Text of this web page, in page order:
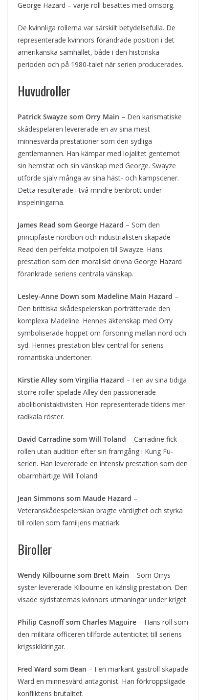
George Hazard – varje roll besattes med omsorg.
De kvinnliga rollerna var särskilt betydelsefulla. De
representerade kvinnors förändrade position i det
amerikanska samhället, både i den historiska
perioden och på 1980-talet när serien producerades.
Huvudroller
Patrick Swayze som Orry Main – Den karismatiske
skådespelaren levererade en av sina mest
minnesvärda prestationer som den sydliga
gentlemannen. Han kämpar med lojalitet gentemot
sin hemstat och sin vänskap med George. Swayze
utförde själv många av sina häst- och kampscener.
Detta resulterade i två mindre benbrott under
inspelningarna.
James Read som George Hazard – Som den
principfaste nordbon och industrialisten skapade
Read den perfekta motpolen till Swayze. Hans
prestation som den moraliskt drivna George Hazard
förankrade seriens centrala vänskap.
Lesley-Anne Down som Madeline Main Hazard –
Den brittiska skådespelerskan porträtterade den
komplexa Madeline. Hennes äktenskap med Orry
symboliserade hoppet om försoning mellan nord och
syd. Hennes prestation blev central för seriens
romantiska undertoner.
Kirstie Alley som Virgilia Hazard – I en av sina tidiga
större roller spelade Alley den passionerade
abolitionistaktivisten. Hon representerade tidens mer
radikala röster.
David Carradine som Will Toland – Carradine fick
rollen utan audition efter sin framgång i Kung Fu-
serien. Han levererade en intensiv prestation som den
obarmhärtige Will Toland.
Jean Simmons som Maude Hazard –
Veteranskådespelerskan bragte värdighet och styrka
till rollen som familjens matriark.
Biroller
Wendy Kilbourne som Brett Main – Som Orrys
syster levererade Kilbourne en känslig prestation. Den
visade sydstaternas kvinnors utmaningar under kriget.
Philip Casnoff som Charles Maguire – Hans roll som
den militära officeren tillförde autenticitet till seriens
krigsskildringar.
Fred Ward som Bean – I en markant gästroll skapade
Ward en minnesvärd antagonist. Han förkroppsligade
konfliktens brutalitet.